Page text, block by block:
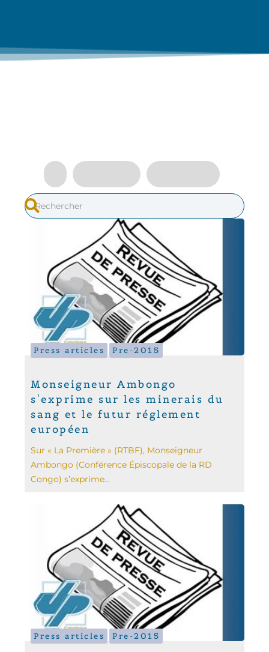
Press articles Pre-2015
Monseigneur Ambongo
s'exprime sur les minerais du
sang et le futur réglement
européen
Sur « La Première » (RTBF), Monseigneur
Ambongo (Conférence Épiscopale de la RD
Congo) s’exprime...
Press articles Pre-2015